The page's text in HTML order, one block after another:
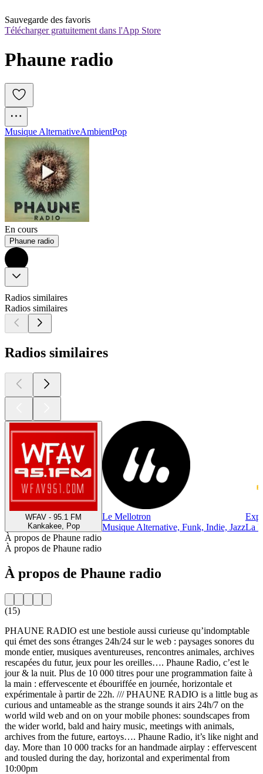
Sauvegarde des favoris
Télécharger gratuitement dans l'App Store
Musique AlternativeAmbientPop
En cours
Phaune radio
Radios similaires
Radios similaires
Radios similaires
WFAV - 95.1 FM
Kankakee, Pop
Le Mellotron
Musique Alternative, Funk, Indie, JazzLa
À propos de Phaune radio
À propos de Phaune radio
À propos de Phaune radio
(15)
PHAUNE RADIO est une bestiole aussi curieuse qu’indomptable
qui émet des sons étranges 24h/24 sur le web : paysages sonores du
monde entier, musiques aventureuses, rencontres animales, archives
rescapées du futur, jeux pour les oreilles…. Phaune Radio, c’est le
jour & la nuit. Plus de 10 000 titres pour une programmation faite à
la main : effervescente et ébouriffée en journée, horizontale et
expérimentale à partir de 22h. /// PHAUNE RADIO is a little bug as
curious and untameable as the strange sounds it airs 24h/7 on the
world wild web and on on your mobile phones: soundscapes from
the wider world, bald and hairy music, meetings with animals,
archives from the future, eartoys…. Phaune Radio, it’s like night and
day. More than 10 000 tracks for an handmade airplay : effervescent
and tousled during the day, horizontal and experimental from
10:00pm